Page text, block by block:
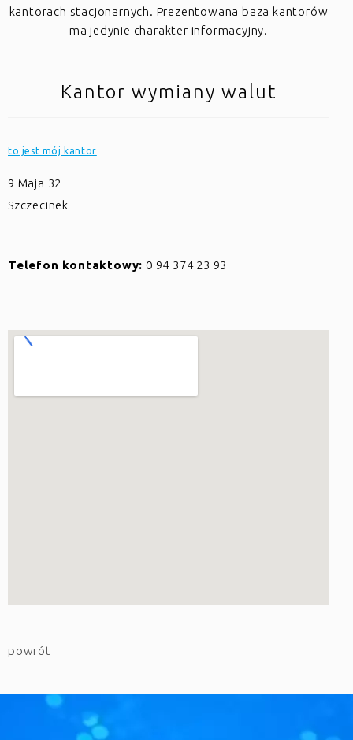
kantorach stacjonarnych. Prezentowana baza kantorów
ma jedynie charakter informacyjny.
Kantor wymiany walut
to jest mój kantor
9 Maja 32
Szczecinek
Telefon kontaktowy: 0 94 374 23 93
powrót